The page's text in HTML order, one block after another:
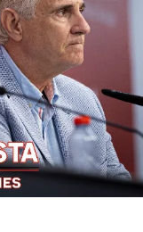
salir
la cantera del
La Liga